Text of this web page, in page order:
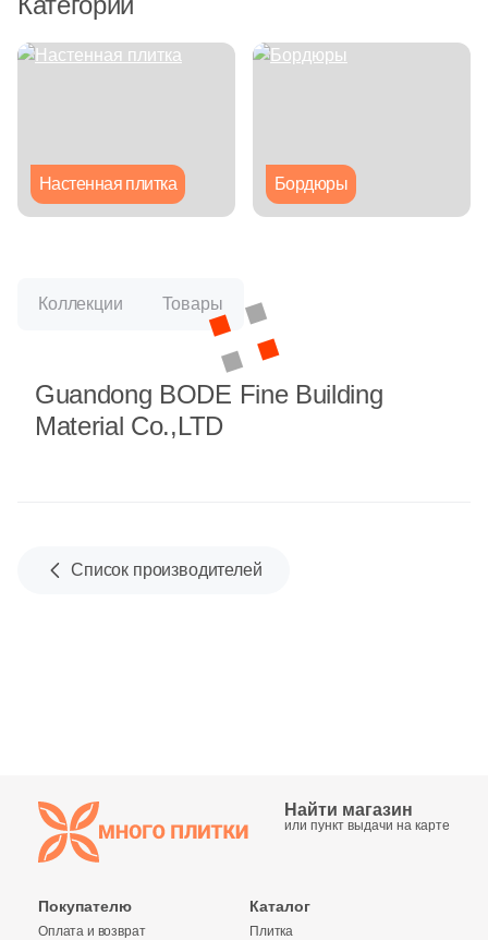
Глазурованная глянцевая
Полированная
Белая
Серая
Коричневая
Дерево
Мрамор
Камень
Настенная плитка Бордюры
Коллекции Товары
Guandong BODE Fine Building
Material Co.,LTD
Список производителей
Найти магазин
или пункт выдачи на карте
Покупателю
Оплата и возврат
Каталог
Плитка